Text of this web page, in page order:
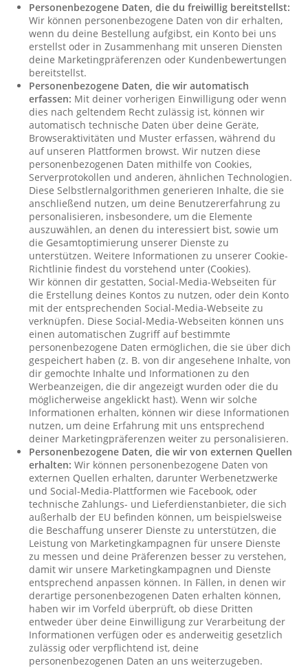
Personenbezogene Daten, die du freiwillig bereitstellst:
Wir können personenbezogene Daten von dir erhalten,
wenn du deine Bestellung aufgibst, ein Konto bei uns
erstellst oder in Zusammenhang mit unseren Diensten
deine Marketingpräferenzen oder Kundenbewertungen
bereitstellst.
Personenbezogene Daten, die wir automatisch
erfassen: Mit deiner vorherigen Einwilligung oder wenn
dies nach geltendem Recht zulässig ist, können wir
automatisch technische Daten über deine Geräte,
Browseraktivitäten und Muster erfassen, während du
auf unseren Plattformen browst. Wir nutzen diese
personenbezogenen Daten mithilfe von Cookies,
Serverprotokollen und anderen, ähnlichen Technologien.
Diese Selbstlernalgorithmen generieren Inhalte, die sie
anschließend nutzen, um deine Benutzererfahrung zu
personalisieren, insbesondere, um die Elemente
auszuwählen, an denen du interessiert bist, sowie um
die Gesamtoptimierung unserer Dienste zu
unterstützen. Weitere Informationen zu unserer Cookie-
Richtlinie findest du vorstehend unter (Cookies).
Wir können dir gestatten, Social-Media-Webseiten für
die Erstellung deines Kontos zu nutzen, oder dein Konto
mit der entsprechenden Social-Media-Webseite zu
verknüpfen. Diese Social-Media-Webseiten können uns
einen automatischen Zugriff auf bestimmte
personenbezogene Daten ermöglichen, die sie über dich
gespeichert haben (z. B. von dir angesehene Inhalte, von
dir gemochte Inhalte und Informationen zu den
Werbeanzeigen, die dir angezeigt wurden oder die du
möglicherweise angeklickt hast). Wenn wir solche
Informationen erhalten, können wir diese Informationen
nutzen, um deine Erfahrung mit uns entsprechend
deiner Marketingpräferenzen weiter zu personalisieren.
Personenbezogene Daten, die wir von externen Quellen
erhalten: Wir können personenbezogene Daten von
externen Quellen erhalten, darunter Werbenetzwerke
und Social-Media-Plattformen wie Facebook, oder
technische Zahlungs- und Lieferdienstanbieter, die sich
außerhalb der EU befinden können, um beispielsweise
die Beschaffung unserer Dienste zu unterstützen, die
Leistung von Marketingkampagnen für unsere Dienste
zu messen und deine Präferenzen besser zu verstehen,
damit wir unsere Marketingkampagnen und Dienste
entsprechend anpassen können. In Fällen, in denen wir
derartige personenbezogenen Daten erhalten können,
haben wir im Vorfeld überprüft, ob diese Dritten
entweder über deine Einwilligung zur Verarbeitung der
Informationen verfügen oder es anderweitig gesetzlich
zulässig oder verpflichtend ist, deine
personenbezogenen Daten an uns weiterzugeben.